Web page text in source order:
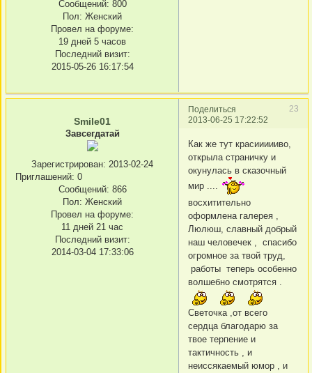
Сообщений: 800
Пол: Женский
Провел на форуме:
19 дней 5 часов
Последний визит:
2015-05-26 16:17:54
Поделиться
23
2013-06-25 17:22:52
Smile01
Завсегдатай
Зарегистрирован: 2013-02-24
Приглашений: 0
Сообщений: 866
Пол: Женский
Провел на форуме:
11 дней 21 час
Последний визит:
2014-03-04 17:33:06
Как же тут красиииииво,
открыла страничку и
окунулась в сказочный
мир ....
восхитительно
оформлена галерея ,
Люлюш, славный добрый
наш человечек , спасибо
огромное за твой труд,
работы теперь особенно
волшебно смотрятся .
Светочка ,от всего
сердца благодарю за
твое терпение и
тактичность , и
неиссякаемый юмор , и